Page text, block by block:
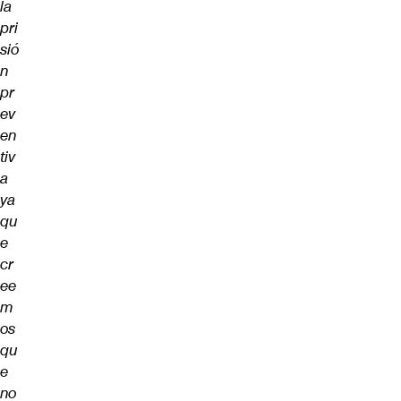
la
pri
sió
n
pr
ev
en
tiv
a
ya
qu
e
cr
ee
m
os
qu
e
no